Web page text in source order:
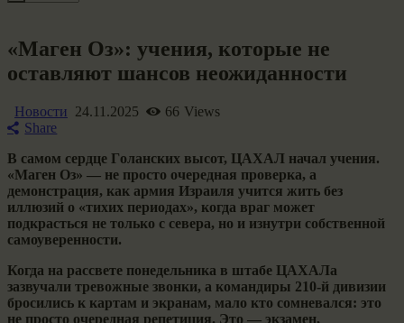
«Маген Оз»: учения, которые не
оставляют шансов неожиданности
Новости 24.11.2025 66 Views
Share
В самом сердце Гoлaнских высот, ЦАХАЛ начал учения.
«Маген Оз» — не просто очередная проверка, а
демонстрация, как армия Израиля учится жить без
иллюзий о «тихих периодах», когда враг может
подкрасться не только с севера, но и изнутри собственной
самоуверенности.
Когда на рассвете понедельника в штабе ЦАХАЛа
зазвучали тревожные звонки, а командиры 210-й дивизии
бросились к картам и экранам, мало кто сомневался: это
не просто очередная репетиция. Это — экзамен,